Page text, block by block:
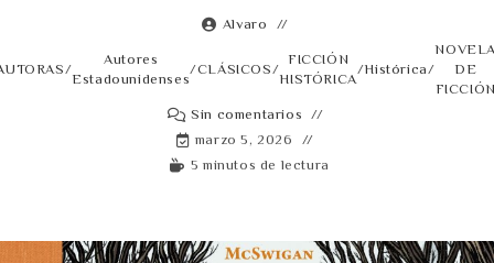
Alvaro
/
Autores
Estadounidenses
/CLÁSICOS/
FICCIÓN
HISTÓRICA
/Histórica/
DE
Sin comentarios
marzo 5, 2026
5 minutos de lectura